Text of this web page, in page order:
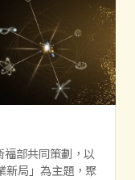
福部共同策劃，以
新局」為主題，聚